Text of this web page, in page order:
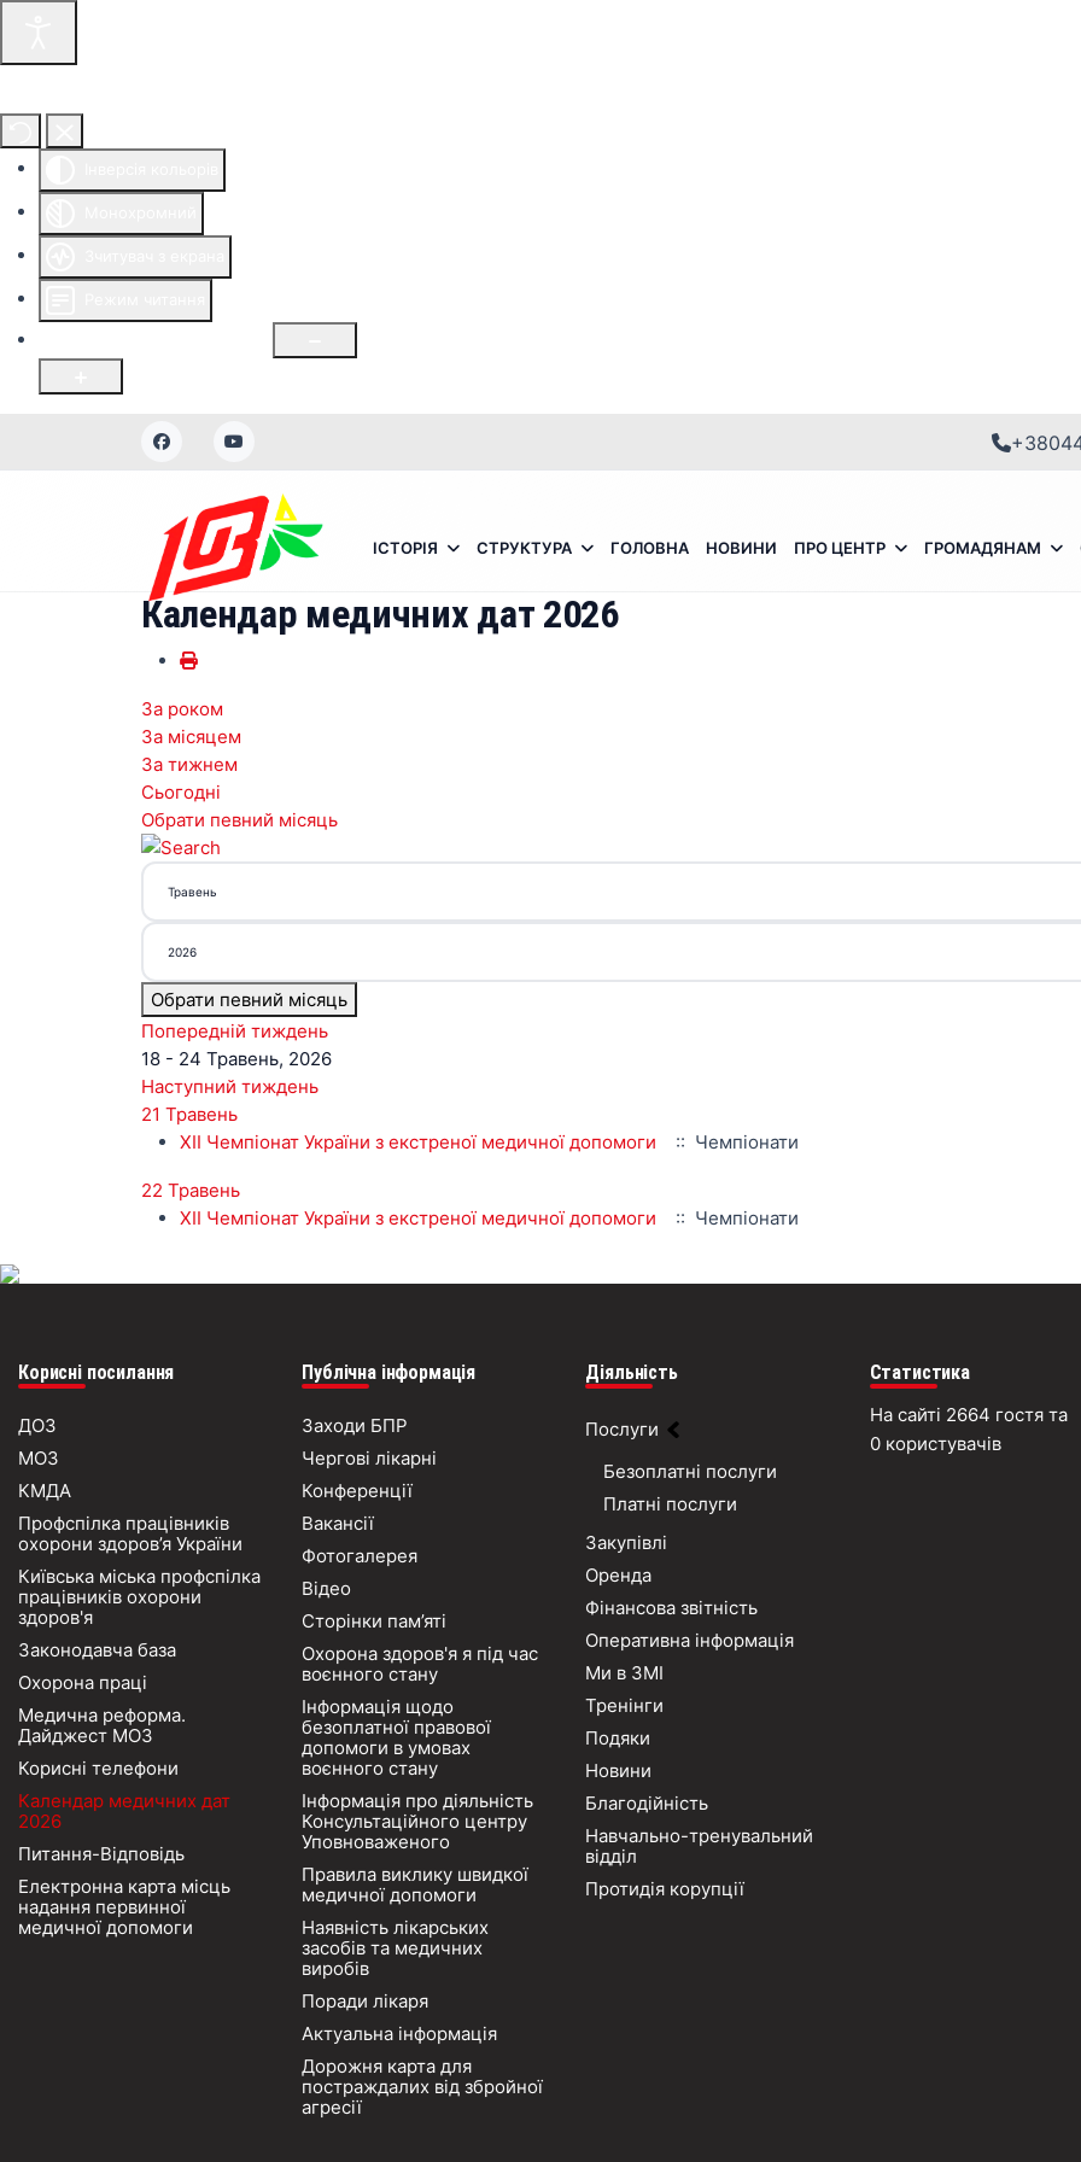
ІСТОРІЯ СТРУКТУРА ГОЛОВНА НОВИНИ ПРО ЦЕНТР ГРОМАДЯНАМ
Календар медичних дат 2026
За роком
За місяцем
За тижнем
Сьогодні
Обрати певний місяць
Обрати певний місяць
Попередній тиждень
18 - 24 Травень, 2026
Наступний тиждень
21 Травень
XII Чемпіонат України з екстреної медичної допомоги
:: Чемпіонати
22 Травень
XII Чемпіонат України з екстреної медичної допомоги
:: Чемпіонати
Корисні посилання
ДОЗ
МОЗ
КМДА
Профспілка працівників
охорони здоров’я України
Київська міська профспілка
працівників охорони
здоров'я
Законодавча база
Охорона праці
Медична реформа.
Дайджест МОЗ
Корисні телефони
Календар медичних дат
2026
Питання-Відповідь
Електронна карта місць
надання первинної
медичної допомоги
Публічна інформація
Заходи БПР
Чергові лікарні
Конференції
Вакансії
Фотогалерея
Відео
Сторінки пам’яті
Охорона здоров'я я під час
воєнного стану
Інформація щодо
безоплатної правової
допомоги в умовах
воєнного стану
Інформація про діяльність
Консультаційного центру
Уповноваженого
Правила виклику швидкої
медичної допомоги
Наявність лікарських
засобів та медичних
виробів
Поради лікаря
Актуальна інформація
Дорожня карта для
постраждалих від збройної
агресії
Діяльність
Послуги
Безоплатні послуги
Платні послуги
Закупівлі
Оренда
Фінансова звітність
Оперативна інформація
Ми в ЗМІ
Тренінги
Подяки
Новини
Благодійність
Навчально-тренувальний
відділ
Протидія корупції
Статистика
На сайті 2664 гостя та
0 користувачів